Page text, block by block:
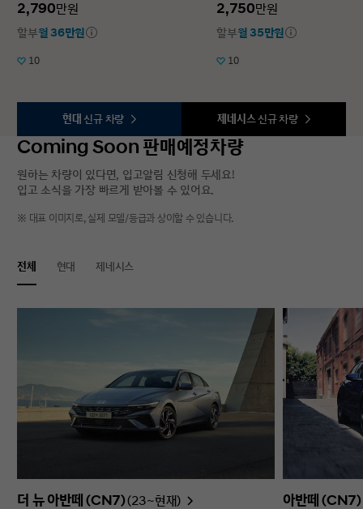
2,790만원
할부월 36만원
10
2,750만원
할부월 35만원
10
현대 신규 차량 제네시스 신규 차량
Coming Soon 판매예정차량
원하는 차량이 있다면, 입고알림 신청해 두세요!
입고 소식을 가장 빠르게 받아볼 수 있어요.
※ 대표 이미지로, 실제 모델/등급과 상이할 수 있습니다.
전체 현대 제네시스
더 뉴 아반떼 (CN7)(23~현재) 아반떼 (CN7)